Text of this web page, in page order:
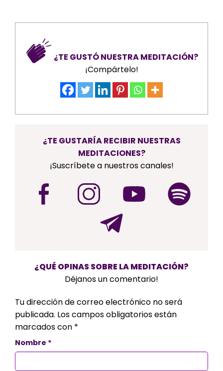
¿TE GUSTÓ NUESTRA MEDITACIÓN?
¡Compártelo!
¿TE GUSTARÍA RECIBIR NUESTRAS
MEDITACIONES?
¡Suscríbete a nuestros canales!
¿QUÉ OPINAS SOBRE LA MEDITACIÓN?
Déjanos un comentario!
Tu dirección de correo electrónico no será
publicada. Los campos obligatorios están
marcados con *
Nombre *